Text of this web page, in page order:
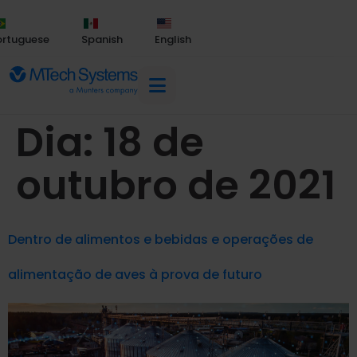
Spanish English
Dia: 18 de
outubro de 2021
Dentro de alimentos e bebidas e operações de
alimentação de aves à prova de futuro